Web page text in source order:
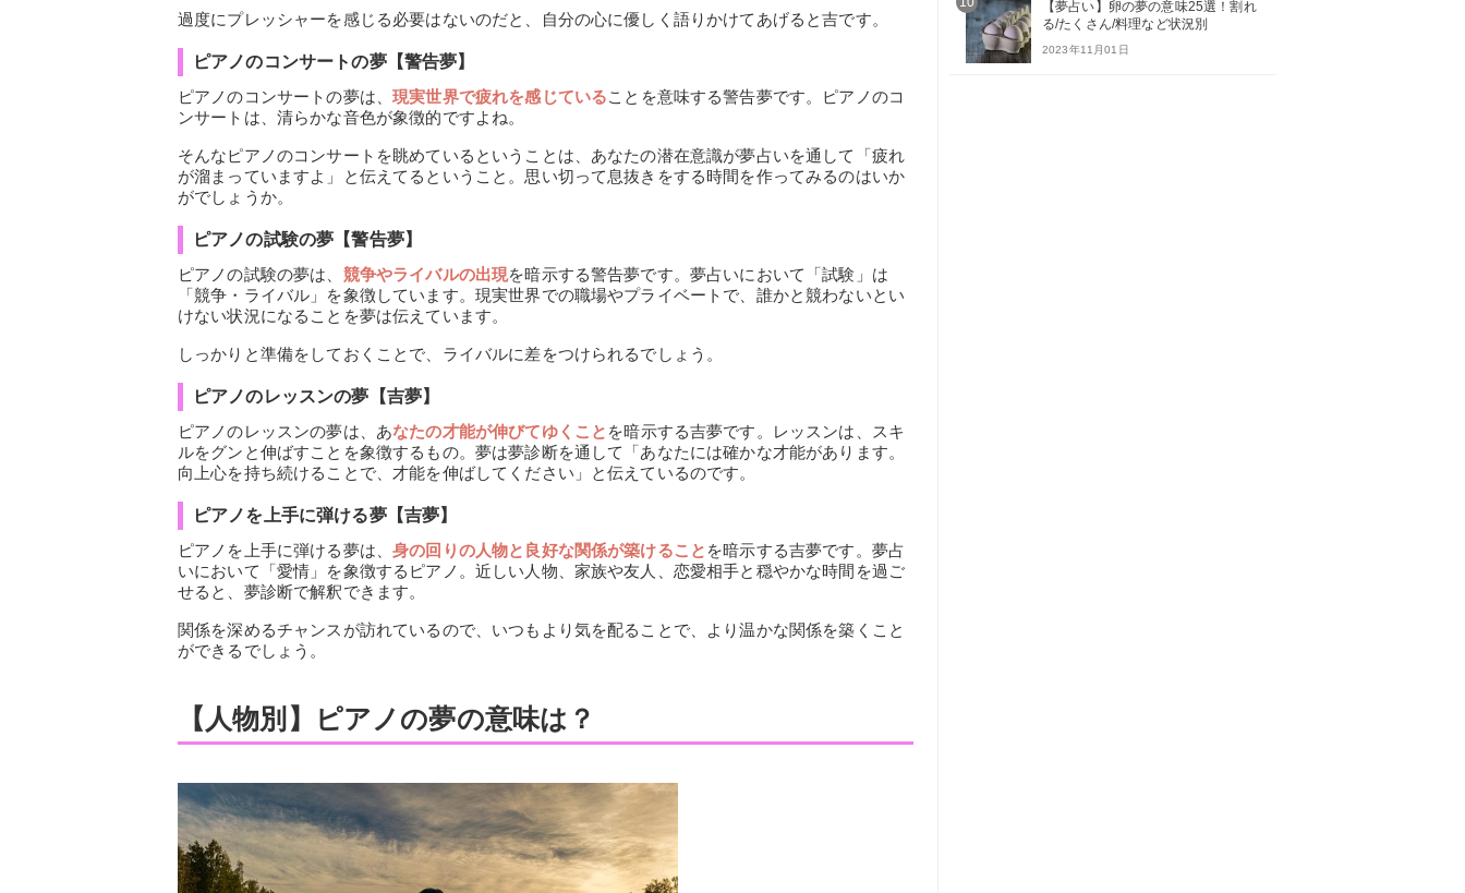
過度にプレッシャーを感じる必要はないのだと、自分の心に優しく語りかけてあげると吉です。
ピアノのコンサートの夢【警告夢】
ピアノのコンサートの夢は、現実世界で疲れを感じていることを意味する警告夢です。ピアノのコ
ンサートは、清らかな音色が象徴的ですよね。
そんなピアノのコンサートを眺めているということは、あなたの潜在意識が夢占いを通して「疲れ
が溜まっていますよ」と伝えてるということ。思い切って息抜きをする時間を作ってみるのはいか
がでしょうか。
ピアノの試験の夢【警告夢】
ピアノの試験の夢は、 競争やライバルの出現を暗示する警告夢です。夢占いにおいて「試験」は
「競争・ライバル」を象徴しています。現実世界での職場やプライベートで、誰かと競わないとい
けない状況になることを夢は伝えています。
しっかりと準備をしておくことで、ライバルに差をつけられるでしょう。
ピアノのレッスンの夢【吉夢】
ピアノのレッスンの夢は、あなたの才能が伸びてゆくこと を暗示する吉夢です。レッスンは、スキ
ルをグンと伸ばすことを象徴するもの。夢は夢診断を通して「あなたには確かな才能があります。
向上心を持ち続けることで、才能を伸ばしてください」と伝えているのです。
ピアノを上手に弾ける夢【吉夢】
ピアノを上手に弾ける夢は、身の回りの人物と良好な関係が築けること を暗示する吉夢です。夢占
いにおいて「愛情」を象徴するピアノ。近しい人物、家族や友人、恋愛相手と穏やかな時間を過ご
せると、夢診断で解釈できます。
関係を深めるチャンスが訪れているので、いつもより気を配ることで、より温かな関係を築くこと
ができるでしょう。
【人物別】ピアノの夢の意味は？
【夢占い】卵の夢の意味25選！割れ
る/たくさん/料理など状況別
2023年11月01日